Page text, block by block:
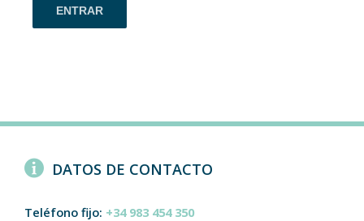
DATOS DE CONTACTO
Teléfono fijo: +34 983 454 350